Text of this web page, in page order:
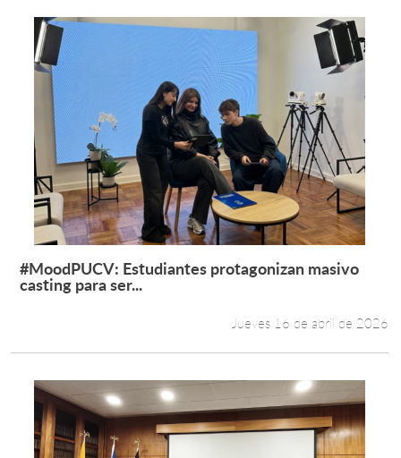
Leer más +
#MoodPUCV: Estudiantes protagonizan masivo
casting para ser...
Jueves 16 de abril de 2026